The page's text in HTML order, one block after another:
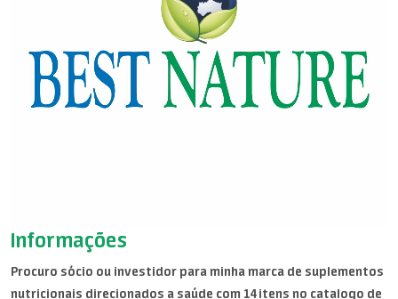
Informações
Procuro sócio ou investidor para minha marca de suplementos
nutricionais direcionados a saúde com 14 itens no catalogo de